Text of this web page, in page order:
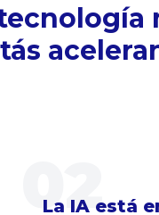
02
La IA está